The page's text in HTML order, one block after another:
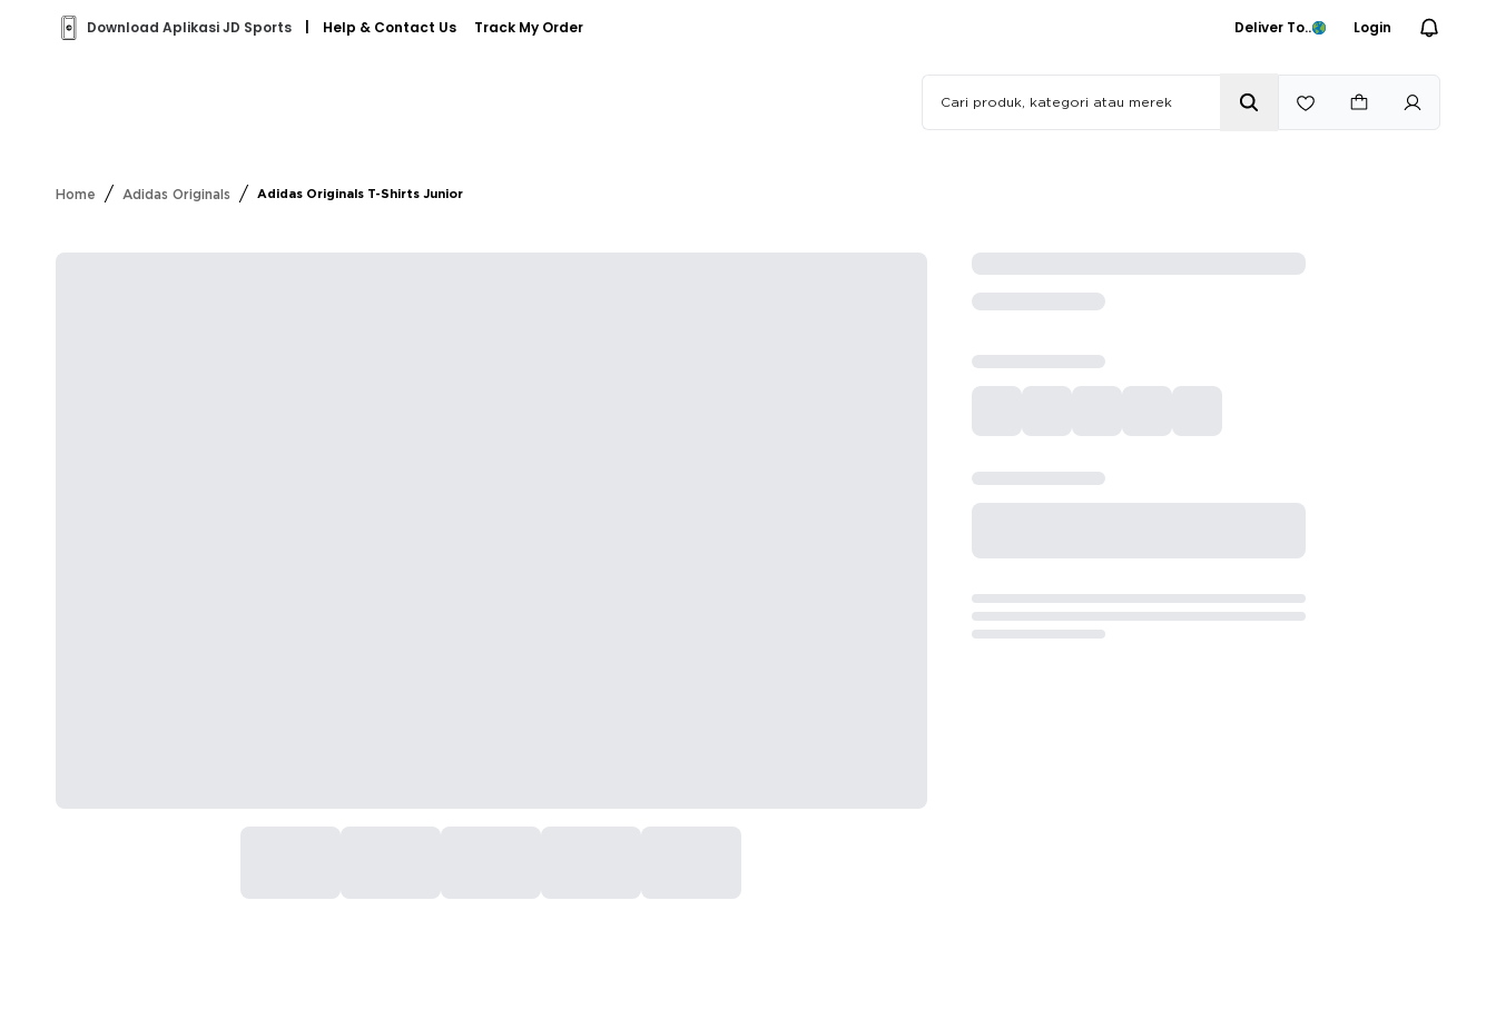
Download Aplikasi JD Sports Help & Contact Us Track My Order Deliver To.. Login
Home / Adidas Originals / Adidas Originals T-Shirts Junior